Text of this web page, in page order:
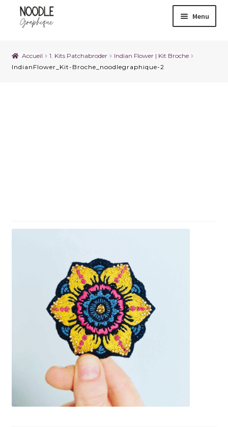
Menu
Accueil 1. Kits Patchabroder
Indian Flower | Kit Broche
IndianFlower_Kit-Broche_noodlegraphique-2